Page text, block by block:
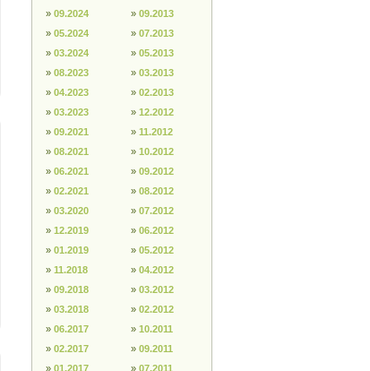
» 09.2024
» 05.2024
» 03.2024
» 08.2023
» 04.2023
» 03.2023
» 09.2021
» 08.2021
» 06.2021
» 02.2021
» 03.2020
» 12.2019
» 01.2019
» 11.2018
» 09.2018
» 03.2018
» 06.2017
» 02.2017
» 01.2017
» 09.2013
» 07.2013
» 05.2013
» 03.2013
» 02.2013
» 12.2012
» 11.2012
» 10.2012
» 09.2012
» 08.2012
» 07.2012
» 06.2012
» 05.2012
» 04.2012
» 03.2012
» 02.2012
» 10.2011
» 09.2011
» 07.2011